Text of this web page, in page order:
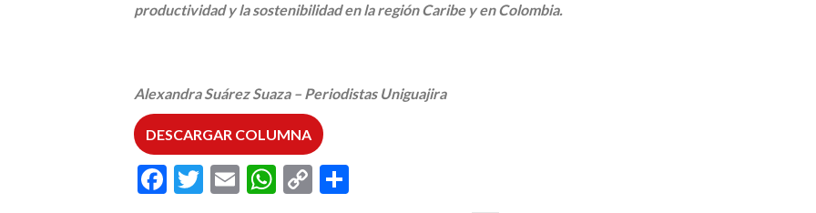
productividad y la sostenibilidad en la región Caribe y en Colombia.
Alexandra Suárez Suaza – Periodistas Uniguajira
DESCARGAR COLUMNA
Facebook
Twitter
EmailWhatsApp
Copy